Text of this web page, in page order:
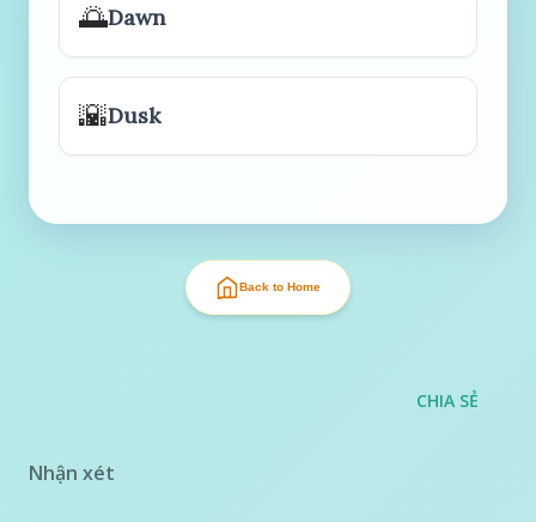
🌅Dawn
🌇Dusk
Back to Home
CHIA SẺ
Nhận xét